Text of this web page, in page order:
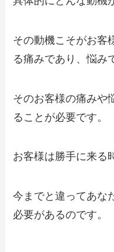
その動機こそがお客
る痛みであり、悩み
そのお客様の痛みや
ることが必要です。
お客様は勝手に来る
今までと違ってあな
必要があるのです。